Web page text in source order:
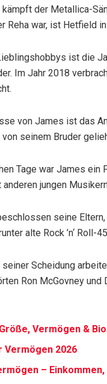
der Metallica-
Reha war, ist Hetfield
ist die
Im Jahr 2018
von James ist das
von seinem Bruder
Tage war James ein
jungen
seine
alte Rock ’n‘ Roll-
seiner Scheidung
Ron McGovney
Vermögen &
Vermögen 2026
–